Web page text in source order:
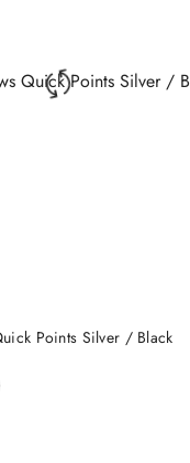
Points Silver / Black
DO KOSZYKA